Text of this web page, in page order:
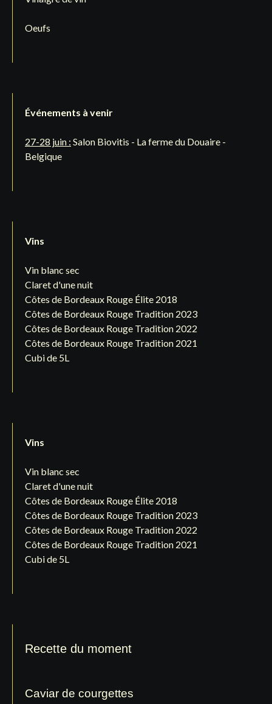
Oeufs
Événements à venir
27-28 juin : Salon Biovitis - La ferme du Douaire -
Belgique
Vins
Vin blanc sec
Claret d'une nuit
Côtes de Bordeaux Rouge Élite 2018
Côtes de Bordeaux Rouge Tradition 2023
Côtes de Bordeaux Rouge Tradition 2022
Côtes de Bordeaux Rouge Tradition 2021
Cubi de 5L
Vins
Vin blanc sec
Claret d'une nuit
Côtes de Bordeaux Rouge Élite 2018
Côtes de Bordeaux Rouge Tradition 2023
Côtes de Bordeaux Rouge Tradition 2022
Côtes de Bordeaux Rouge Tradition 2021
Cubi de 5L
Recette du moment
Caviar de courgettes